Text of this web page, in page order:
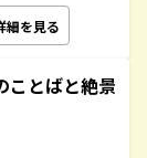
細を見る
ことばと絶景